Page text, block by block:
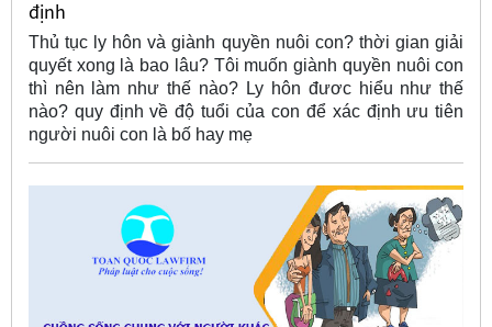
định
Thủ tục ly hôn và giành quyền nuôi con? thời gian giải
quyết xong là bao lâu? Tôi muốn giành quyền nuôi con
thì nên làm như thế nào? Ly hôn đươc hiểu như thế
nào? quy định về độ tuổi của con để xác định ưu tiên
người nuôi con là bố hay mẹ